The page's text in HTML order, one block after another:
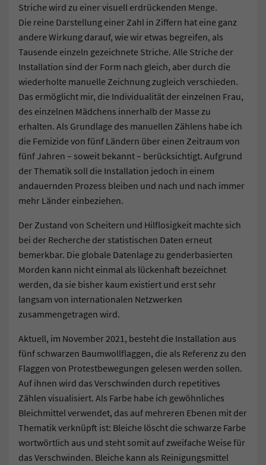
Striche wird zu einer visuell erdrückenden Menge.
Die reine Darstellung einer Zahl in Ziffern hat eine ganz
andere Wirkung darauf, wie wir etwas begreifen, als
Tausende einzeln gezeichnete Striche. Alle Striche der
Installation sind der Form nach gleich, aber durch die
wiederholte manuelle Zeichnung zugleich verschieden.
Das ermöglicht mir, die Individualität der einzelnen Frau,
des einzelnen Mädchens innerhalb der Masse zu
erhalten. Als Grundlage des manuellen Zählens habe ich
die Femizide von fünf Ländern über einen Zeitraum von
fünf Jahren – soweit bekannt – berücksichtigt. Aufgrund
der Thematik soll die Installation jedoch in einem
andauernden Prozess bleiben und nach und nach immer
mehr Länder einbeziehen.
Der Zustand von Scheitern und Hilflosigkeit machte sich
bei der Recherche der statistischen Daten erneut
bemerkbar. Die globale Datenlage zu genderbasierten
Morden kann nicht einmal als lückenhaft bezeichnet
werden, da sie bisher kaum existiert und erst sehr
langsam von internationalen Netzwerken
zusammengetragen wird.
Aktuell, im November 2021, besteht die Installation aus
fünf schwarzen Baumwollflaggen, die als Referenz zu den
Flaggen von Protestbewegungen gelesen werden sollen.
Auf ihnen wird das Verschwinden durch repetitives
Zählen visualisiert. Als Farbe habe ich gewöhnliches
Bleichmittel verwendet, das auf mehreren Ebenen mit der
Thematik verknüpft ist: Bleiche löscht die schwarze Farbe
wortwörtlich aus und steht somit auf zweifache Weise für
das Verschwinden. Bleiche kann als Reinigungsmittel